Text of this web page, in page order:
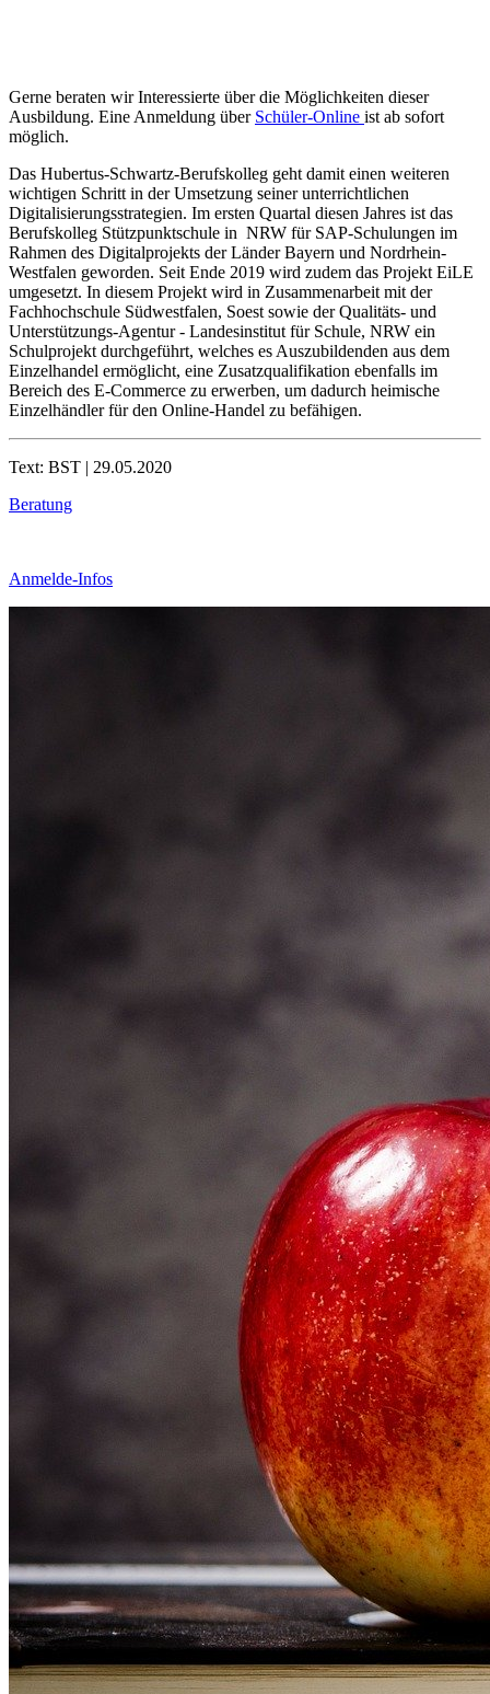
Gerne beraten wir Interessierte über die Möglichkeiten dieser
Ausbildung. Eine Anmeldung über Schüler-Online ist ab sofort
möglich.
Das Hubertus-Schwartz-Berufskolleg geht damit einen weiteren
wichtigen Schritt in der Umsetzung seiner unterrichtlichen
Digitalisierungsstrategien. Im ersten Quartal diesen Jahres ist das
Berufskolleg Stützpunktschule in NRW für SAP-Schulungen im
Rahmen des Digitalprojekts der Länder Bayern und Nordrhein-
Westfalen geworden. Seit Ende 2019 wird zudem das Projekt EiLE
umgesetzt. In diesem Projekt wird in Zusammenarbeit mit der
Fachhochschule Südwestfalen, Soest sowie der Qualitäts- und
Unterstützungs-Agentur - Landesinstitut für Schule, NRW ein
Schulprojekt durchgeführt, welches es Auszubildenden aus dem
Einzelhandel ermöglicht, eine Zusatzqualifikation ebenfalls im
Bereich des E-Commerce zu erwerben, um dadurch heimische
Einzelhändler für den Online-Handel zu befähigen.
Text: BST | 29.05.2020
Beratung
Anmelde-Infos